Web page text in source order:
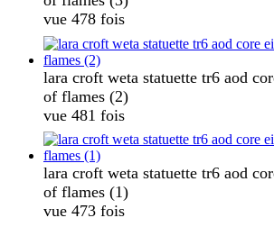
vue 478 fois
lara croft weta statuette tr6 aod
of flames (2)
vue 481 fois
lara croft weta statuette tr6 aod
of flames (1)
vue 473 fois